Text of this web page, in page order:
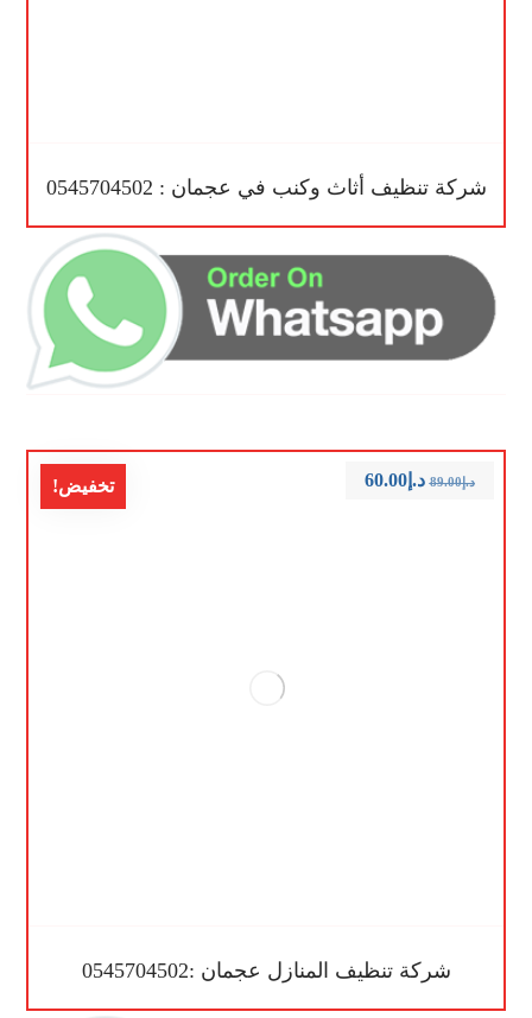
شركة تنظيف أثاث وكنب في عجمان : 0545704502
تخفيض!
شركة تنظيف المنازل عجمان :0545704502
د.إ89.00 د.إ60.00